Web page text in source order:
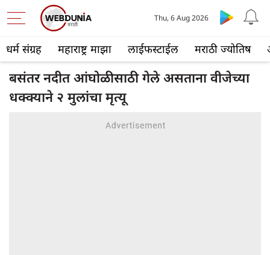
धर्म संग्रह महाराष्ट्र माझा लाईफस्टाईल मराठी ज्योतिष
Thu, 6 Aug 2026
बसंतर नदीत आंघोळीसाठी गेले असताना वीजेच्या
धक्क्याने २ मुलांचा मृत्यू